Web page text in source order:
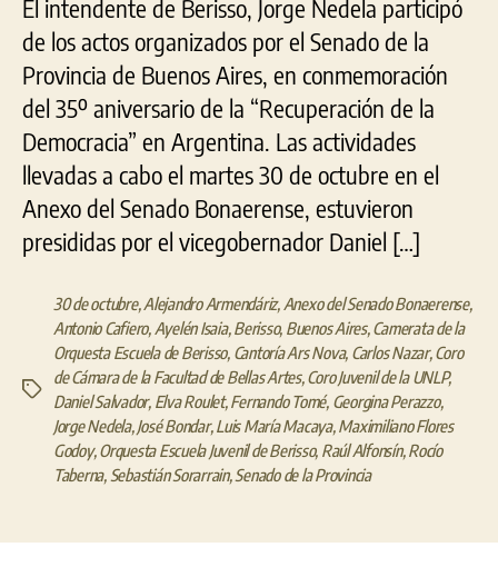
El intendente de Berisso, Jorge Nedela participó
de los actos organizados por el Senado de la
Provincia de Buenos Aires, en conmemoración
del 35º aniversario de la “Recuperación de la
Democracia” en Argentina. Las actividades
llevadas a cabo el martes 30 de octubre en el
Anexo del Senado Bonaerense, estuvieron
presididas por el vicegobernador Daniel […]
Etiquetas
30 de octubre,Alejandro Armendáriz, Anexo del Senado Bonaerense,
Antonio Cafiero, Ayelén Isaia,Berisso, Buenos Aires,Camerata de la
Orquesta Escuela de Berisso, Cantoría Ars Nova, Carlos Nazar,Coro
de Cámara de la Facultad de Bellas Artes,Coro Juvenil de la UNLP,
Daniel Salvador, Elva Roulet,Fernando Tomé, Georgina Perazzo,
Jorge Nedela,José Bondar,Luis María Macaya,Maximiliano Flores
Godoy,Orquesta Escuela Juvenil de Berisso, Raúl Alfonsín,Rocío
Taberna, Sebastián Sorarrain,Senado de la Provincia